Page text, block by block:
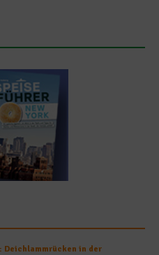
Deichlammrücken in der